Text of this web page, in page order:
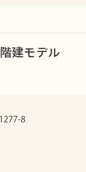
建モデル
8